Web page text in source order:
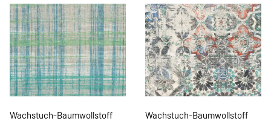
Wachstuch-Baumwollstoff
Wachstuch-Baumwollstoff